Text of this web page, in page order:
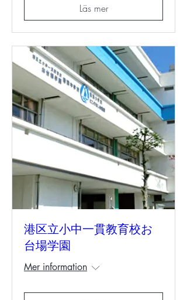
Läs mer
港区立小中一貫教育校お
台場学園
Mer information